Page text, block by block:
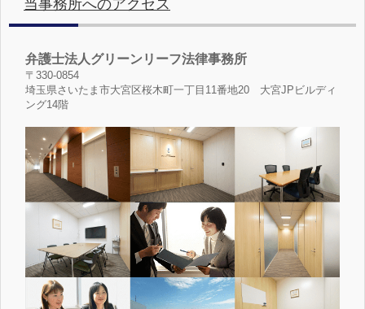
当事務所へのアクセス
弁護士法人グリーンリーフ法律事務所
〒330-0854
埼玉県さいたま市大宮区桜木町一丁目11番地20 大宮JPビルディ
ング14階